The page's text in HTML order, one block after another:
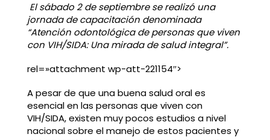
El sábado 2 de septiembre se realizó una
jornada de capacitación denominada
“Atención odontológica de personas que viven
con VIH/SIDA: Una mirada de salud integral”.
rel=»attachment wp-att-221154″>
A pesar de que una buena salud oral es
esencial en las personas que viven con
VIH/SIDA, existen muy pocos estudios a nivel
nacional sobre el manejo de estos pacientes y